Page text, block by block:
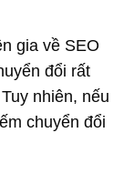
gia về SEO
đổi rất
nhiên, nếu
chuyển đổi